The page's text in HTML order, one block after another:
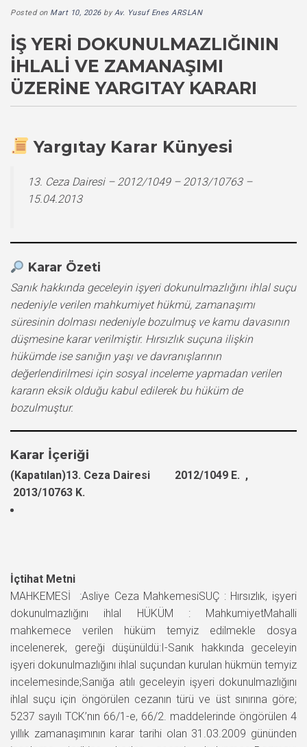
Posted on Mart 10, 2026byAv. Yusuf Enes ARSLAN
İŞ YERI DOKUNULMAZLIĞININ
İHLALI VE ZAMANAŞIMI
ÜZERINE YARGITAY KARARI
Yargıtay Karar Künyesi
13. Ceza Dairesi – 2012/1049 – 2013/10763 –
15.04.2013
Karar Özeti
Sanık hakkında geceleyin işyeri dokunulmazlığını ihlal suçu
nedeniyle verilen mahkumiyet hükmü, zamanaşımı
süresinin dolması nedeniyle bozulmuş ve kamu davasının
düşmesine karar verilmiştir. Hırsızlık suçuna ilişkin
hükümde ise sanığın yaşı ve davranışlarının
değerlendirilmesi için sosyal inceleme yapmadan verilen
kararın eksik olduğu kabul edilerek bu hüküm de
bozulmuştur.
Karar İçeriği
(Kapatılan)13. Ceza Dairesi 2012/1049 E. ,
2013/10763 K.
İçtihat Metni
MAHKEMESİ :Asliye Ceza MahkemesiSUÇ : Hırsızlık, işyeri
dokunulmazlığını ihlal HÜKÜM : MahkumiyetMahalli
mahkemece verilen hüküm temyiz edilmekle dosya
incelenerek, gereği düşünüldü:I-Sanık hakkında geceleyin
işyeri dokunulmazlığını ihlal suçundan kurulan hükmün temyiz
incelemesinde;Sanığa atılı geceleyin işyeri dokunulmazlığını
ihlal suçu için öngörülen cezanın türü ve üst sınırına göre;
5237 sayılı TCK’nın 66/1-e, 66/2. maddelerinde öngörülen 4
yıllık zamanaşımının karar tarihi olan 31.03.2009 gününden